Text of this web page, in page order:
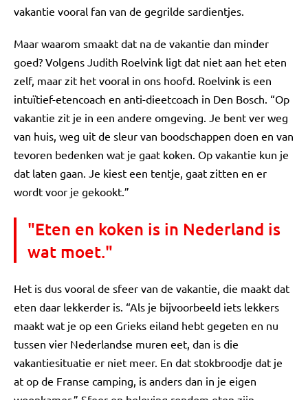
vakantie vooral fan van de gegrilde sardientjes.
Maar waarom smaakt dat na de vakantie dan minder
goed? Volgens Judith Roelvink ligt dat niet aan het eten
zelf, maar zit het vooral in ons hoofd. Roelvink is een
intuïtief-etencoach en anti-dieetcoach in Den Bosch. “Op
vakantie zit je in een andere omgeving. Je bent ver weg
van huis, weg uit de sleur van boodschappen doen en van
tevoren bedenken wat je gaat koken. Op vakantie kun je
dat laten gaan. Je kiest een tentje, gaat zitten en er
wordt voor je gekookt.”
"Eten en koken is in Nederland is
wat moet."
Het is dus vooral de sfeer van de vakantie, die maakt dat
eten daar lekkerder is. “Als je bijvoorbeeld iets lekkers
maakt wat je op een Grieks eiland hebt gegeten en nu
tussen vier Nederlandse muren eet, dan is die
vakantiesituatie er niet meer. En dat stokbroodje dat je
at op de Franse camping, is anders dan in je eigen